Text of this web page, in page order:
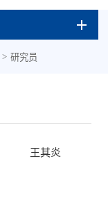
> 研究员
王其炎